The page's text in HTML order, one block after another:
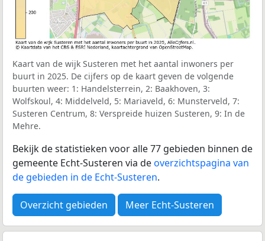
Kaart van de wijk Susteren met het aantal inwoners per
buurt in 2025. De cijfers op de kaart geven de volgende
buurten weer: 1: Handelsterrein, 2: Baakhoven, 3:
Wolfskoul, 4: Middelveld, 5: Mariaveld, 6: Munsterveld, 7:
Susteren Centrum, 8: Verspreide huizen Susteren, 9: In de
Mehre.
Bekijk de statistieken voor alle 77 gebieden binnen de
gemeente Echt-Susteren via deoverzichtspagina van
de gebieden in de Echt-Susteren.
Overzicht gebieden Meer Echt-Susteren